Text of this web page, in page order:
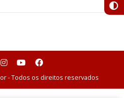
- Todos os direitos reservados